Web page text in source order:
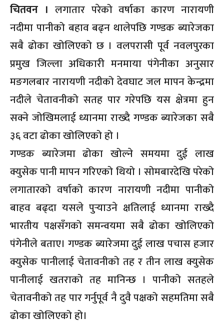
चितवन । लगातार परेको वर्षाका कारण नारायणी
नदीमा पानीको बहाव बढ्न थालेपछि गण्डक ब्यारेजका
सबै ढोका खोलिएको छ । वलपरासी पूर्व नवलपुरका
प्रमुख जिल्ला अधिकारी मनमाया पंगेनीका अनुसार
मङगलबार नारायणी नदीको देवघाट जल मापन केन्द्रमा
नदीले चेतावनीको सतह पार गरेपछि यस क्षेत्रमा हुन
सक्ने जोखिमलाई ध्यानमा राख्दै गण्डक ब्यारेजका सबै
३६ वटा ढोका खोलिएको हो ।
गण्डक ब्यारेजमा ढोका खोल्ने समयमा दुई लाख
क्युसेक पानी मापन गरिएको थियो । सोमबारदेखि परेको
लगातारको वर्षाको कारण नारायणी नदीमा पानीको
बाहव बढ्दा यसले पुर्‍याउने क्षतिलाई ध्यानमा राख्दै
भारतीय पक्षसँगको समन्वयमा सबै ढोका खोलिएको
पंगेनीले बताए। गण्डक ब्यारेजमा दुई लाख पचास हजार
क्युसेक पानीलाई चेतावनीको तह र तीन लाख क्युसेक
पानीलाई खतराको तह मानिन्छ । पानीको सतहले
चेतावनीको तह पार गर्नुपूर्व नै दुवै पक्षको सहमतिमा सबै
ढोका खोलिएको हो।